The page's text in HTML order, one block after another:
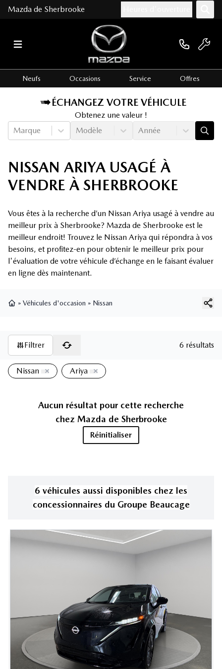
Mazda de Sherbrooke
Neufs Occasions Service Offres
ÉCHANGEZ VOTRE VÉHICULE
Obtenez une valeur !
Marque
Modèle Année
NISSAN ARIYA USAGÉ À
VENDRE À SHERBROOKE
Vous êtes à la recherche d’un Nissan Ariya usagé à vendre au
meilleur prix à Sherbrooke? Mazda de Sherbrooke est le
meilleur endroit! Trouvez le Nissan Ariya qui répondra à vos
besoins, et profitez-en pour obtenir le meilleur prix pour
l'évaluation de votre véhicule d’échange en le faisant évaluer
en ligne dès maintenant.
» Véhicules d'occasion » Nissan
Filtrer 6 résultats
Nissan Ariya
Aucun résultat pour cette recherche
chez Mazda de Sherbrooke
Réinitialiser
6 véhicules aussi disponibles chez les
concessionnaires du Groupe Beaucage